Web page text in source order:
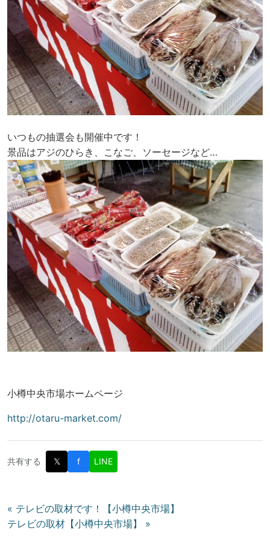
いつもの抽選会も開催中です！
景品はアジのひらき、こなご、ソーセージなど…
小樽中央市場ホームページ
http://otaru-market.com/
共有する 𝕏 f LINE
投
稿
« テレビの取材です！【小樽中央市場】
テレビの取材【小樽中央市場】 »